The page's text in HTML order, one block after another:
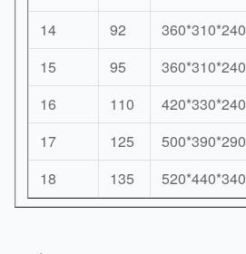
14
92 360*310*240
15
95 360*310*240
16
110 420*330*240
17
125 500*390*290
18
135 520*440*340